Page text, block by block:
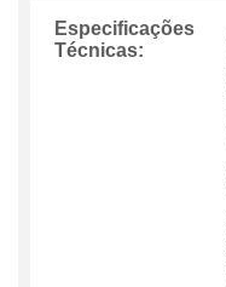
Especificações
Técnicas: